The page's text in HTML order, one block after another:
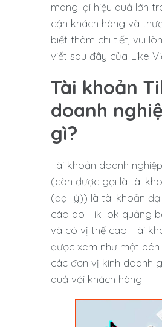
mang lại hiệu quả lớn
cận khách hàng và
biết thêm chi tiết, vui
viết sau đây của Like
Tài khoản
doanh
gì?
Tài khoản doanh
(còn được gọi là tài
(đại lý)) là tài khoản
cáo do TikTok quảng
và có vị thế cao. Tài
được xem như một
các đơn vị kinh doanh
quả với khách hàng.